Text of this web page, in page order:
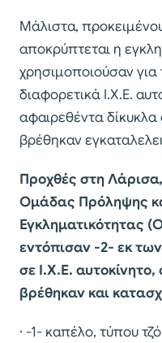
Μάλιστα,
αποκρύπτεται η
χρησιμοποιούσαν για
διαφορετικά Ι.Χ.Ε.
αφαιρεθέντα
βρέθηκαν
Προχθές στη Λάρισα,
Ομάδας Πρόληψης
Εγκληματικότητας
εντόπισαν -2- εκ
σε Ι.Χ.Ε.
βρέθηκαν και
· -1- καπέλο, τύπου